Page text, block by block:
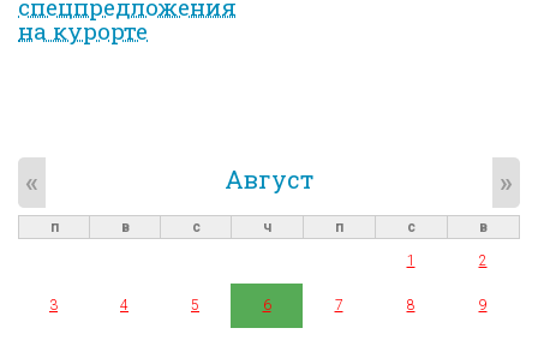
спец­предложе­ния
на курорте
Август
« »
п в с ч п с
в
1
2
3 4 5 6 7 8 9